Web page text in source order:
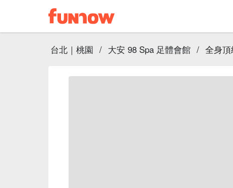
台北｜桃園 / 大安 98 Spa 足體會館 / 全身頂